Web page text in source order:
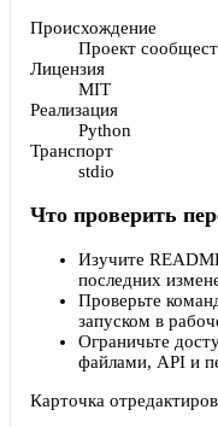
Происхождение
Проект
Лицензия
MIT
Реализация
Python
Транспорт
stdio
Что проверить
Изучите
последних
Проверьте
запуском в
Ограничьте
файлами, API и
Карточка